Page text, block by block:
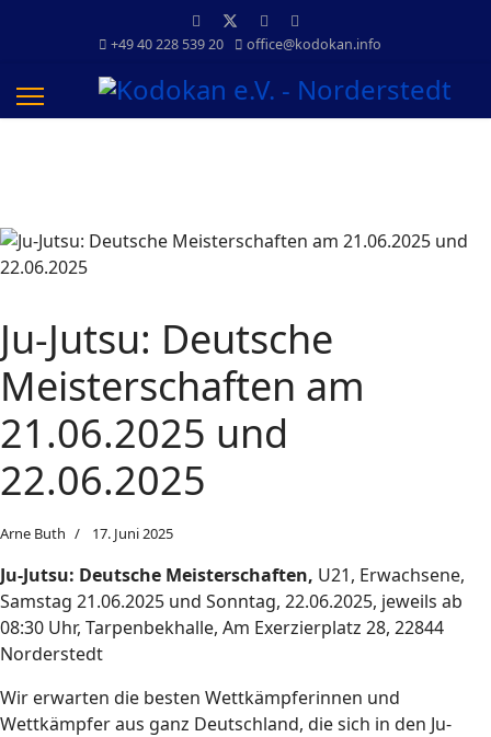
+49 40 228 539 20 office@kodokan.info
Ju-Jutsu: Deutsche
Meisterschaften am
21.06.2025 und
22.06.2025
Arne Buth 17. Juni 2025
Ju-Jutsu: Deutsche Meisterschaften, U21, Erwachsene,
Samstag 21.06.2025 und Sonntag, 22.06.2025, jeweils ab
08:30 Uhr, Tarpenbekhalle, Am Exerzierplatz 28, 22844
Norderstedt
Wir erwarten die besten Wettkämpferinnen und
Wettkämpfer aus ganz Deutschland, die sich in den Ju-